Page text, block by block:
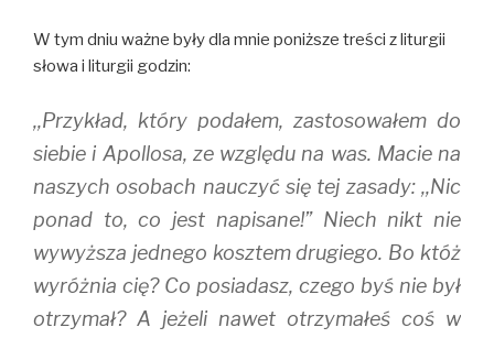
W tym dniu ważne były dla mnie poniższe treści z liturgii
słowa i liturgii godzin:
,,Przykład, który podałem, zastosowałem do
siebie i Apollosa, ze względu na was. Macie na
naszych osobach nauczyć się tej zasady: ,,Nic
ponad to, co jest napisane!” Niech nikt nie
wywyższa jednego kosztem drugiego. Bo któż
wyróżnia cię? Co posiadasz, czego byś nie był
otrzymał? A jeżeli nawet otrzymałeś coś w